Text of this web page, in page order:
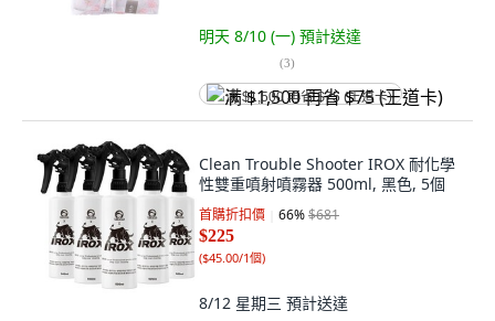
明天 8/10 (一) 預計送達
(3)
满 $1,500 再省 $75 (王道卡)
Clean Trouble Shooter IROX 耐化學
性雙重噴射噴霧器 500ml, 黑色, 5個
首購折扣價 66%$681
$225
($45.00/1個)
8/12 星期三 預計送達